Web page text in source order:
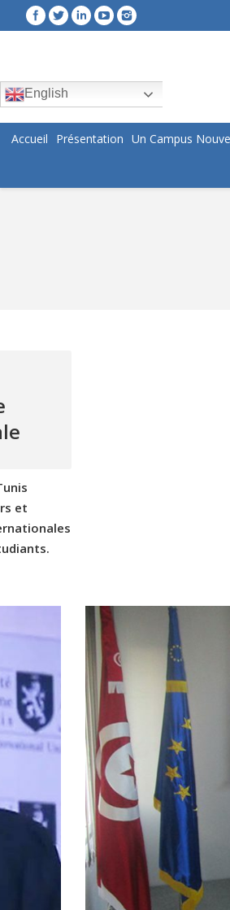
Accueil Présentation Un Campus
et
English